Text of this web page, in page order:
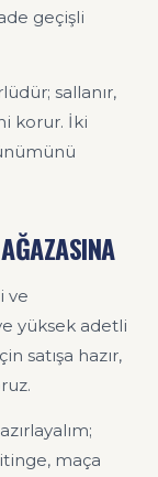
geçişli
sallanır,
korur. İki
ve
yüksek adetli
satışa hazır,
maça